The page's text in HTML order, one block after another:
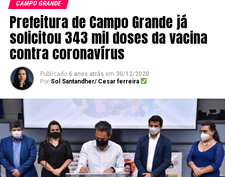
CAMPO GRANDE
Prefeitura de Campo Grande já
solicitou 343 mil doses da vacina
contra coronavírus
Publicado 6 anos atrás em 30/12/2020
Por Sol Santandher/ Cesar ferreira